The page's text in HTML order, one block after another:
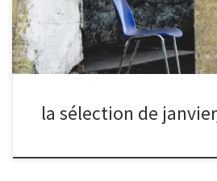
la sélection de